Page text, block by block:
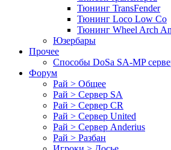
Тюнинг TransFender
Тюнинг Loco Low Co
Тюнинг Wheel Arch
Юзербары
Прочее
Cпособы DoSа SA-MP
Форум
Рай > Общее
Рай > Сервер SA
Рай > Сервер CR
Рай > Сервер United
Рай > Сервер Anderius
Рай > Разбан